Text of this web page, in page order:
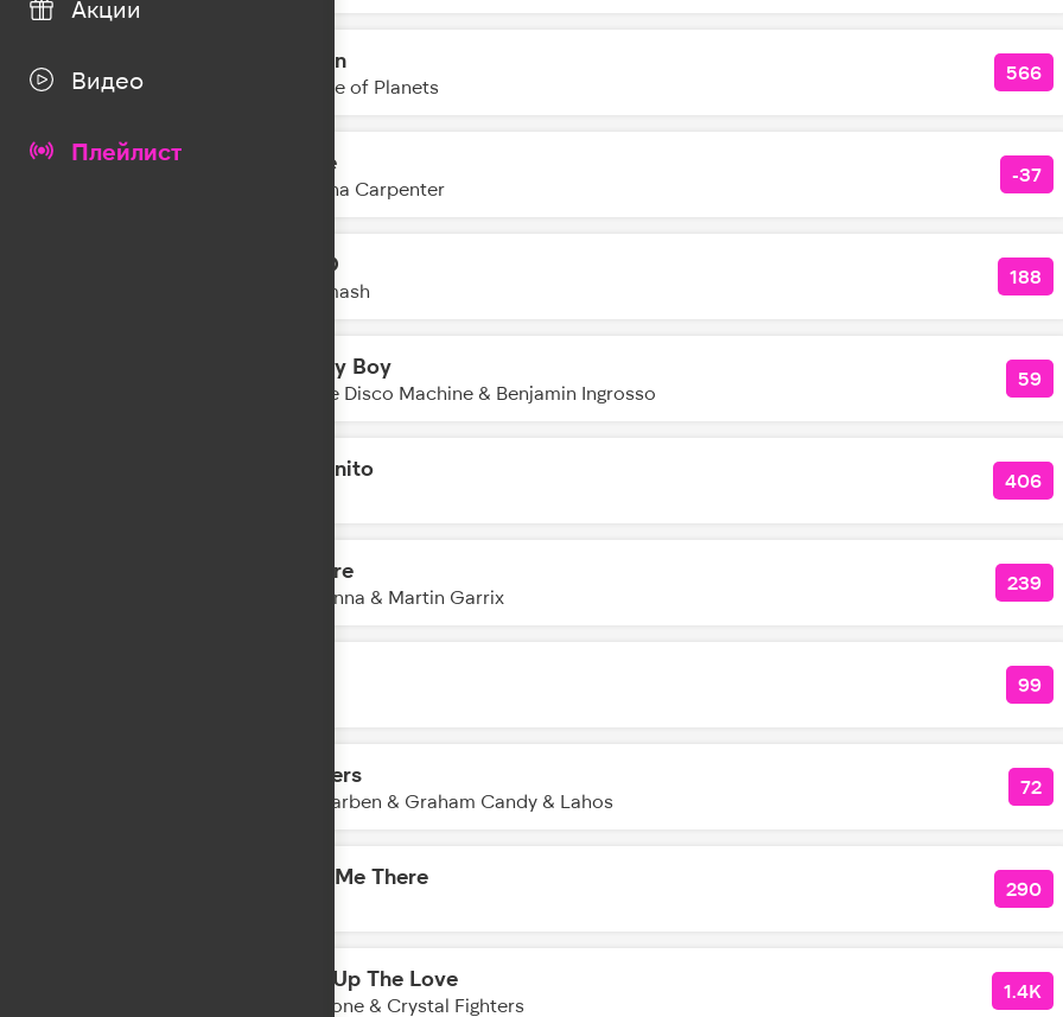
Акции
Видео
Плейлист
04:53 Destin
Parade of Planets
566
Taste
Sabrina Carpenter
-37
АРГО
DJ Smash
188
Honey Boy
Purple Disco Machine & Benjamin Ingrosso
59
Morenito 406
Bizarre
Madonna & Martin Garrix
239
99
Flowers
Alle Farben & Graham Candy & Lahos
72
Take Me There 290
Turn Up The Love
Claptone & Crystal Fighters
1.4K